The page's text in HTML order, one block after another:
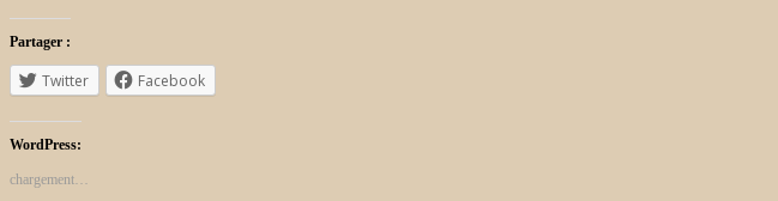
Partager :
Twitter Facebook
WordPress:
chargement…